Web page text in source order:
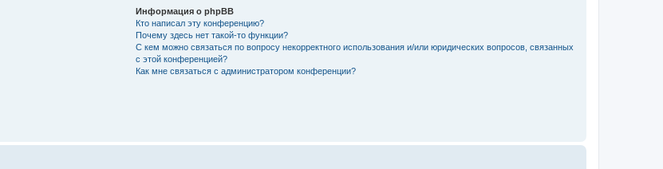
Информация о phpBB
Кто написал эту конференцию?
Почему здесь нет такой-то функции?
С кем можно связаться по вопросу некорректного использования и/или юридических вопросов, связанных
с этой конференцией?
Как мне связаться с администратором конференции?